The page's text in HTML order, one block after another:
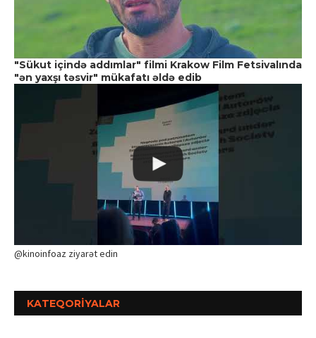
"Sükut içində addımlar" filmi Krakow Film Fetsivalında
"ən yaxşı təsvir" mükafatı əldə edib
@kinoinfoaz ziyarət edin
KATEQORIYALAR